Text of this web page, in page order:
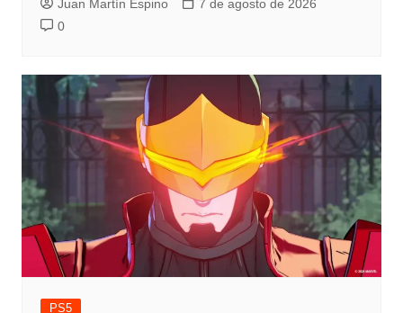
Juan Martín Espino
7 de agosto de 2026
0
PS5